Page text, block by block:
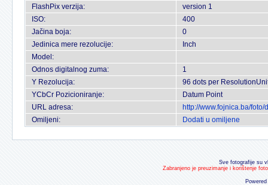
FlashPix verzija:
version 1
ISO:
400
Jačina boja:
0
Jedinica mere rezolucije:
Inch
Model:
Odnos digitalnog zuma:
1
Y Rezolucija:
96 dots per
YCbCr Pozicioniranje:
Datum Point
URL adresa:
http://www.fojnica.ba/
Omiljeni:
Dodati u omiljene
Sve fotografije su
Zabranjeno je preuzimanje i korištenje